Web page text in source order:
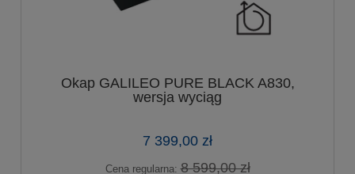
Okap GALILEO PURE BLACK A830,
wersja wyciąg
7 399,00 zł
Cena regularna:8 599,00 zł